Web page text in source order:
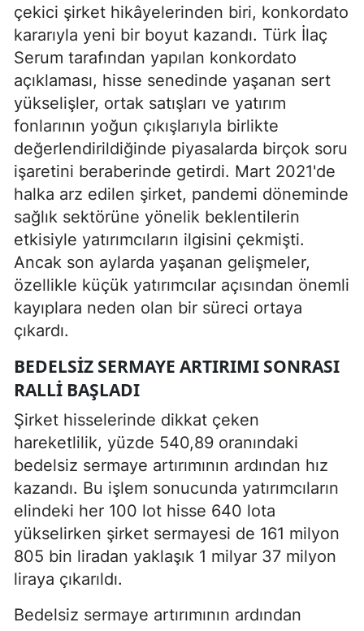
çekici şirket hikâyelerinden biri, konkordato
kararıyla yeni bir boyut kazandı. Türk İlaç
Serum tarafından yapılan konkordato
açıklaması, hisse senedinde yaşanan sert
yükselişler, ortak satışları ve yatırım
fonlarının yoğun çıkışlarıyla birlikte
değerlendirildiğinde piyasalarda birçok soru
işaretini beraberinde getirdi. Mart 2021'de
halka arz edilen şirket, pandemi döneminde
sağlık sektörüne yönelik beklentilerin
etkisiyle yatırımcıların ilgisini çekmişti.
Ancak son aylarda yaşanan gelişmeler,
özellikle küçük yatırımcılar açısından önemli
kayıplara neden olan bir süreci ortaya
çıkardı.
BEDELSIZ SERMAYE ARTIRIMI SONRASI
RALLI BAŞLADI
Şirket hisselerinde dikkat çeken
hareketlilik, yüzde 540,89 oranındaki
bedelsiz sermaye artırımının ardından hız
kazandı. Bu işlem sonucunda yatırımcıların
elindeki her 100 lot hisse 640 lota
yükselirken şirket sermayesi de 161 milyon
805 bin liradan yaklaşık 1 milyar 37 milyon
liraya çıkarıldı.
Bedelsiz sermaye artırımının ardından